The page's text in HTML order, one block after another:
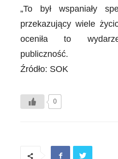
„To był wspaniały
przekazujący wiele
oceniła to
publiczność.
Źródło: SOK
0